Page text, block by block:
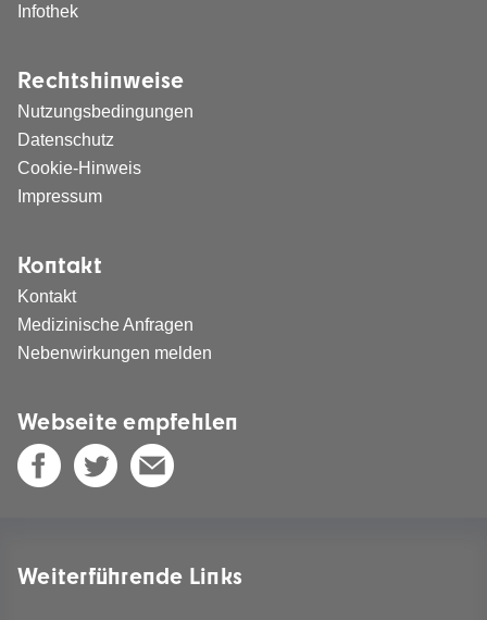
Infothek
Rechtshinweise
Nutzungsbedingungen
Datenschutz
Cookie-Hinweis
Impressum
Kontakt
Kontakt
Medizinische Anfragen
Nebenwirkungen melden
Webseite empfehlen
Weiterführende Links